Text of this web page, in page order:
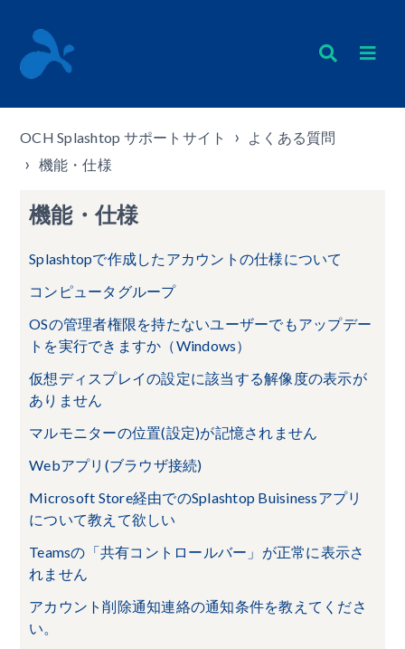
OCH Splashtop サポートサイト
よくある質問
機能・仕様
機能・仕様
Splashtopで作成したアカウントの仕様について
コンピュータグループ
OSの管理者権限を持たないユーザーでもアップデー
トを実行できますか（Windows）
仮想ディスプレイの設定に該当する解像度の表示が
ありません
マルモニターの位置(設定)が記憶されません
Webアプリ(ブラウザ接続)
Microsoft Store経由でのSplashtop Buisinessアプリ
について教えて欲しい
Teamsの「共有コントロールバー」が正常に表示さ
れません
アカウント削除通知連絡の通知条件を教えてくださ
い。